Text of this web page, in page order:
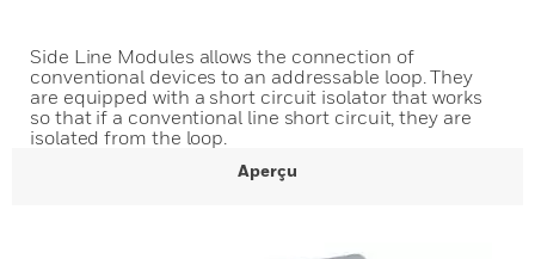
Side Line Modules allows the connection of
conventional devices to an addressable loop. They
are equipped with a short circuit isolator that works
so that if a conventional line short circuit, they are
isolated from the loop.
Aperçu